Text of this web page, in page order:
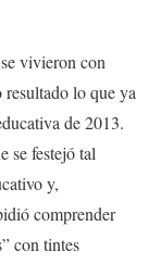
vivieron con
lo que ya
de 2013.
se festejó tal
y,
comprender
con tintes